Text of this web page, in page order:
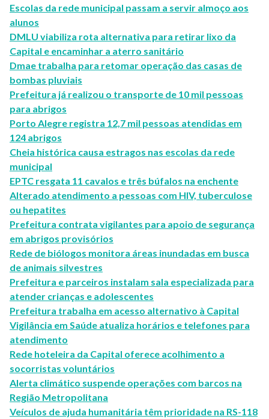
Escolas da rede municipal passam a servir almoço aos
alunos
DMLU viabiliza rota alternativa para retirar lixo da
Capital e encaminhar a aterro sanitário
Dmae trabalha para retomar operação das casas de
bombas pluviais
Prefeitura já realizou o transporte de 10 mil pessoas
para abrigos
Porto Alegre registra 12,7 mil pessoas atendidas em
124 abrigos
Cheia histórica causa estragos nas escolas da rede
municipal
EPTC resgata 11 cavalos e três búfalos na enchente
Alterado atendimento a pessoas com HIV, tuberculose
ou hepatites
Prefeitura contrata vigilantes para apoio de segurança
em abrigos provisórios
Rede de biólogos monitora áreas inundadas em busca
de animais silvestres
Prefeitura e parceiros instalam sala especializada para
atender crianças e adolescentes
Prefeitura trabalha em acesso alternativo à Capital
Vigilância em Saúde atualiza horários e telefones para
atendimento
Rede hoteleira da Capital oferece acolhimento a
socorristas voluntários
Alerta climático suspende operações com barcos na
Região Metropolitana
Veículos de ajuda humanitária têm prioridade na RS-118